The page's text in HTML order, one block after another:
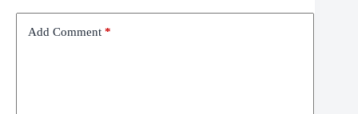
Add Comment *